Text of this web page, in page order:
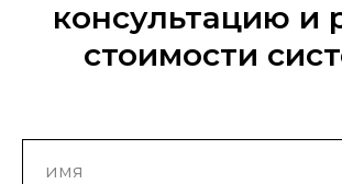
консультацию и
стоимости